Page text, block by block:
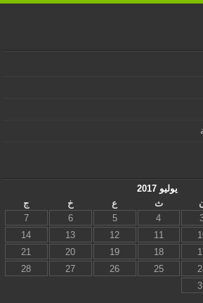
يوليو 2017
ث ع خ ج
4
5
6
7
11
12
13
14
18
19
20
21
25
26
27
28